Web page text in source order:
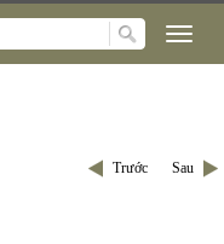
Trước Sau